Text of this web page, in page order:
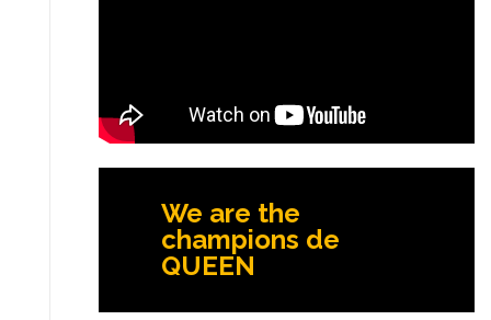
We are the
champions de
QUEEN